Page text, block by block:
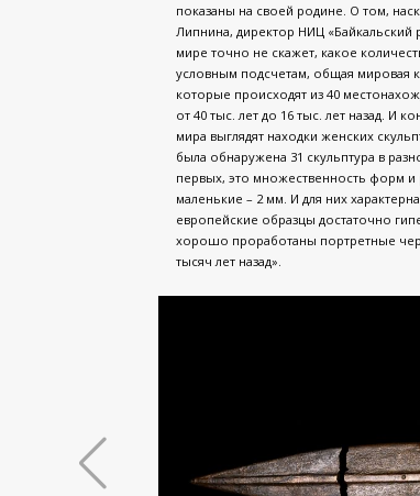
показаны на своей родине. О том,
Липнина, директор НИЦ «Байкальский
мире точно не скажет, какое
условным подсчетам, общая мировая
которые происходят из 40
от 40 тыс. лет до 16 тыс. лет назад. И
мира выглядят находки женских
была обнаружена 31 скульптура в
первых, это множественность форм и
маленькие – 2 мм. И для них
европейские образцы достаточно
хорошо проработаны портретные
тысяч лет назад».